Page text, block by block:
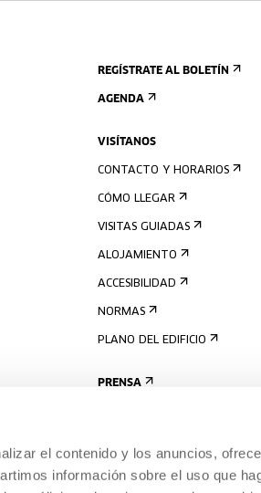
el contenido y los anuncios,
información sobre el uso que
REGÍSTRATE AL BOLETÍN
AGENDA
VISÍTANOS
CONTACTO Y HORARIOS
CÓMO LLEGAR
VISITAS GUIADAS
ALOJAMIENTO
ACCESIBILIDAD
NORMAS
PLANO DEL EDIFICIO
PRENSA